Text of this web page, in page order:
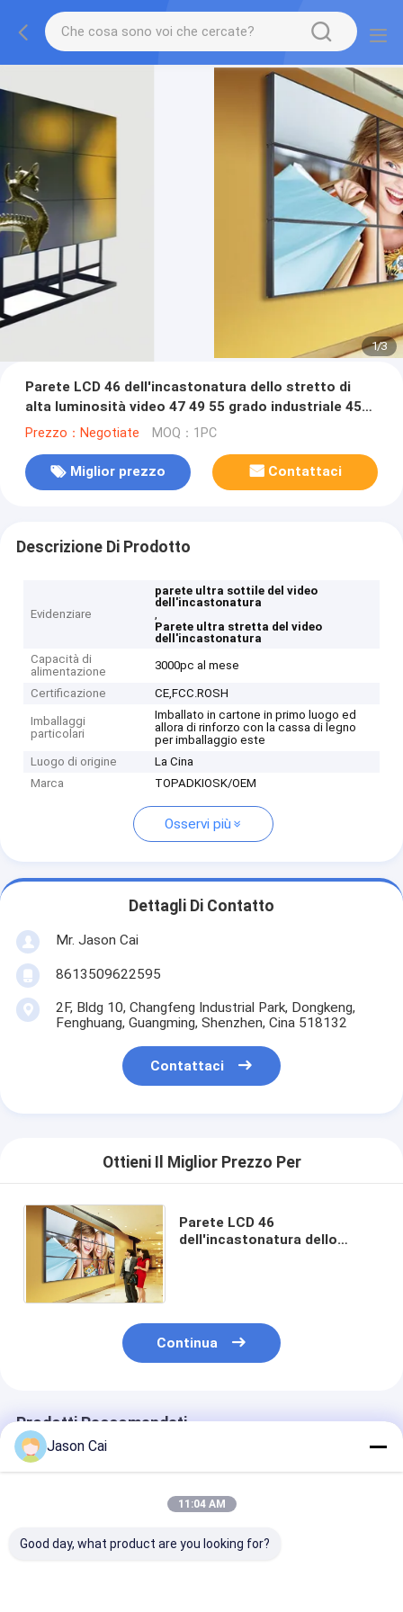
1/3
Parete LCD 46 dell'incastonatura dello stretto di
alta luminosità video 47 49 55 grado industriale 450
Cd/m2
Prezzo：Negotiate MOQ：1PC
Miglior prezzo Contattaci
Descrizione Di Prodotto
Evidenziare
parete ultra sottile del video
dell'incastonatura
,
Parete ultra stretta del video
dell'incastonatura
Capacità di
alimentazione
3000pc al mese
Certificazione CE,FCC.ROSH
Imballaggi
particolari
Imballato in cartone in primo luogo ed
allora di rinforzo con la cassa di legno
per imballaggio este
Luogo di origine
La Cina
Marca
TOPADKIOSK/OEM
Osservi più
Dettagli Di Contatto
Mr. Jason Cai
8613509622595
2F, Bldg 10, Changfeng Industrial Park, Dongkeng,
Fenghuang, Guangming, Shenzhen, Cina 518132
Contattaci
Ottieni Il Miglior Prezzo Per
Parete LCD 46
dell'incastonatura dello
Continua
Prodotti Raccomandati
Jason Cai
11:04 AM
Good day, what product are you looking for?